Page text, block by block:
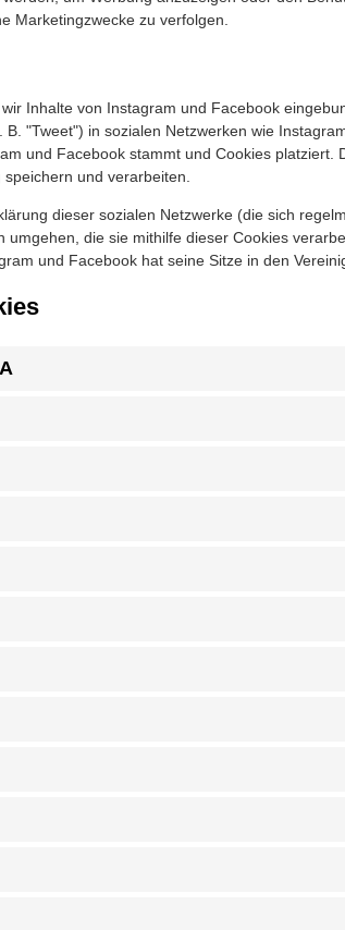
Marketingzwecke zu verfolgen.
Inhalte von Instagram und Facebook
B. "Tweet") in sozialen Netzwerken wie
und Facebook stammt und Cookies platziert.
und verarbeiten.
dieser sozialen Netzwerke (die sich
umgehen, die sie mithilfe dieser Cookies
und Facebook hat seine Sitze in den